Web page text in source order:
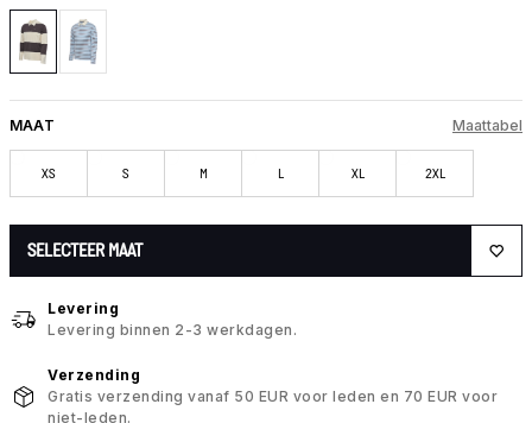
MAAT Maattabel
XS S M L XL 2XL
SELECTEER MAAT
Levering
Levering binnen 2-3 werkdagen.
Verzending
Gratis verzending vanaf 50 EUR voor leden en 70 EUR voor
niet-leden.